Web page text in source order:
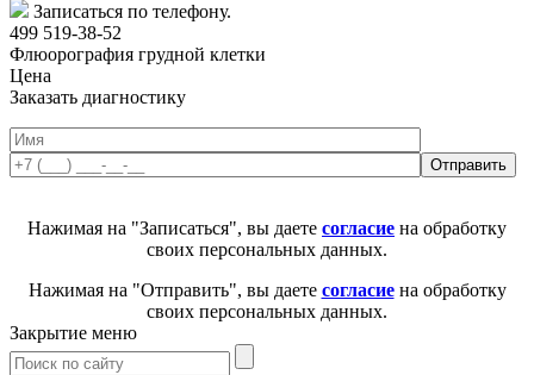
Записаться по телефону.
499 519-38-52
Флюорография грудной клетки
Цена
Заказать диагностику
Нажимая на "Записаться", вы даете согласие на обработку
своих персональных данных.
Нажимая на "Отправить", вы даете согласиена обработку
своих персональных данных.
Закрытие меню